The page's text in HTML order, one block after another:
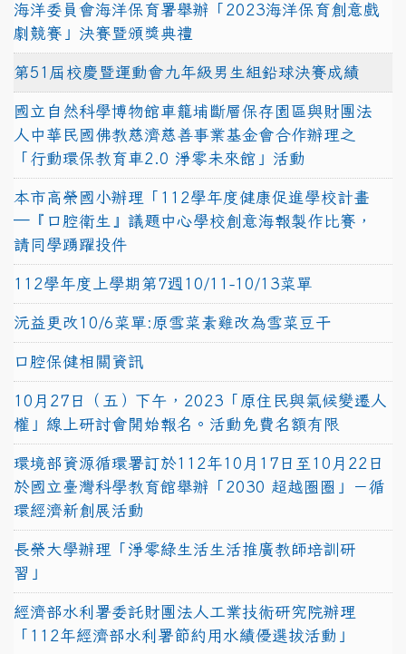
海洋委員會海洋保育署舉辦「2023海洋保育創意戲
劇競賽」決賽暨頒獎典禮
第51屆校慶暨運動會九年級男生組鉛球決賽成績
國立自然科學博物館車籠埔斷層保存園區與財團法
人中華民國佛教慈濟慈善事業基金會合作辦理之
「行動環保教育車2.0 淨零未來館」活動
本市高榮國小辦理「112學年度健康促進學校計畫
─『口腔衛生』議題中心學校創意海報製作比賽，
請同學踴躍投件
112學年度上學期第7週10/11-10/13菜單
沅益更改10/6菜單:原雪菜素雞改為雪菜豆干
口腔保健相關資訊
10月27日（五）下午，2023「原住民與氣候變遷人
權」線上研討會開始報名。活動免費名額有限
環境部資源循環署訂於112年10月17日至10月22日
於國立臺灣科學教育館舉辦「2030 超越圈圈」－循
環經濟新創展活動
長榮大學辦理「淨零綠生活生活推廣教師培訓研
習」
經濟部水利署委託財團法人工業技術研究院辦理
「112年經濟部水利署節約用水績優選拔活動」